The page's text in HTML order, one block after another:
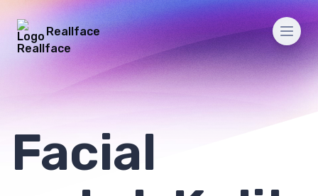
Reallface
Facial